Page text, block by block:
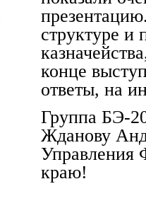
структуре и
конце
ответы, на
Группа БЭ-
Жданову
Управления
краю!